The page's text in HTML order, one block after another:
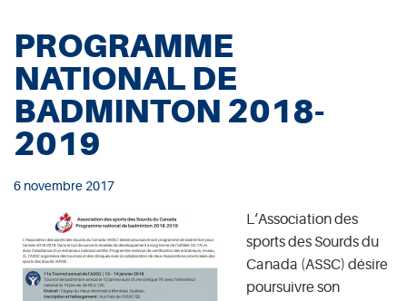
PROGRAMME
NATIONAL DE
BADMINTON 2018-
2019
6 novembre 2017
L‘Association des
sports des Sourds du
Canada (ASSC) désire
poursuivre son